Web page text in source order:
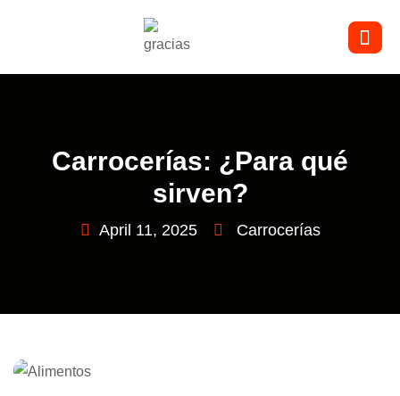
Carrocerías: ¿Para qué
sirven?
April 11, 2025 Carrocerías